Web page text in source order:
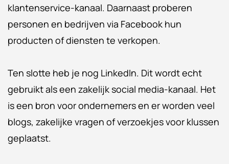
klantenservice-kanaal. Daarnaast proberen
personen en bedrijven via Facebook hun
producten of diensten te verkopen.
Ten slotte heb je nog LinkedIn. Dit wordt echt
gebruikt als een zakelijk social media-kanaal. Het
is een bron voor ondernemers en er worden veel
blogs, zakelijke vragen of verzoekjes voor klussen
geplaatst.